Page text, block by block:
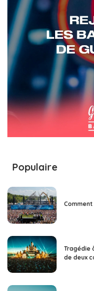
Populaire
Tragédie
de deux